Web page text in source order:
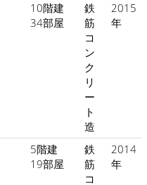
10階建
34部屋
鉄
筋
コ
ン
ク
リ
ー
ト
造
2015
年
5階建
19部屋
鉄
筋
コ
2014
年